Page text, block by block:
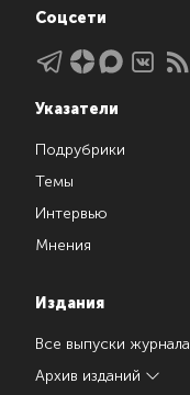
Соцсети
Указатели
Подрубрики
Темы
Интервью
Мнения
Издания
Все выпуски журнала
Архив изданий